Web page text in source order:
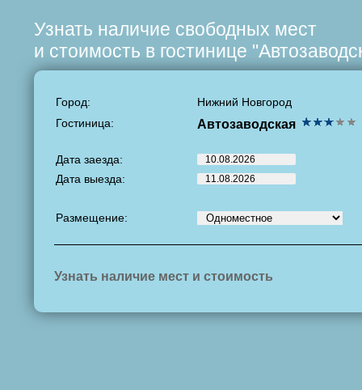
Узнать наличие свободных мест
и стоимость в гостинице
Город:
Нижний Новгород
Гостиница:
Автозаводская
Дата заезда:
Дата выезда:
Размещение:
Узнать наличие мест и стоимость